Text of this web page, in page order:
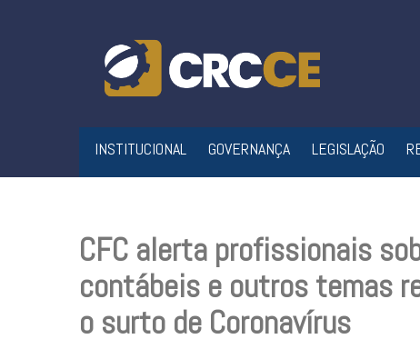
INSTITUCIONAL GOVERNANÇA LEGISLAÇÃO
CFC alerta profissionais
contábeis e outros temas
o surto de Coronavírus